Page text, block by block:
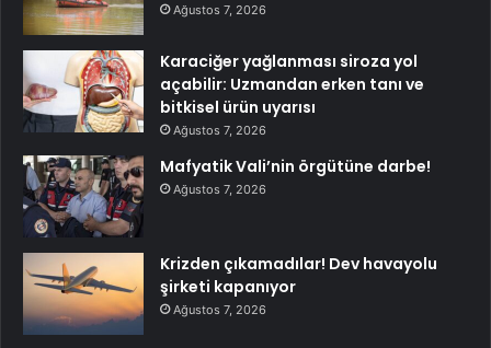
Ağustos 7, 2026
Karaciğer yağlanması siroza yol
açabilir: Uzmandan erken tanı ve
bitkisel ürün uyarısı
Ağustos 7, 2026
Mafyatik Vali’nin örgütüne darbe!
Ağustos 7, 2026
Krizden çıkamadılar! Dev havayolu
şirketi kapanıyor
Ağustos 7, 2026